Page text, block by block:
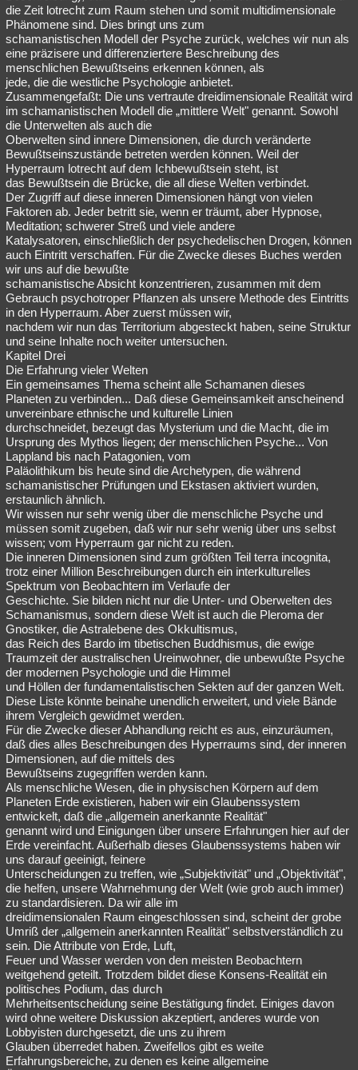
die Zeit lotrecht zum Raum stehen und somit multidimensionale
Phänomene sind. Dies bringt uns zum
schamanistischen Modell der Psyche zurück, welches wir nun als
eine präzisere und differenziertere Beschreibung des
menschlichen Bewußtseins erkennen können, als
jede, die die westliche Psychologie anbietet.
Zusammengefaßt: Die uns vertraute dreidimensionale Realität wird
im schamanistischen Modell die „mittlere Welt" genannt. Sowohl
die Unterwelten als auch die
Oberwelten sind innere Dimensionen, die durch veränderte
Bewußtseinszustände betreten werden können. Weil der
Hyperraum lotrecht auf dem Ichbewußtsein steht, ist
das Bewußtsein die Brücke, die all diese Welten verbindet.
Der Zugriff auf diese inneren Dimensionen hängt von vielen
Faktoren ab. Jeder betritt sie, wenn er träumt, aber Hypnose,
Meditation; schwerer Streß und viele andere
Katalysatoren, einschließlich der psychedelischen Drogen, können
auch Eintritt verschaffen. Für die Zwecke dieses Buches werden
wir uns auf die bewußte
schamanistische Absicht konzentrieren, zusammen mit dem
Gebrauch psychotroper Pflanzen als unsere Methode des Eintritts
in den Hyperraum. Aber zuerst müssen wir,
nachdem wir nun das Territorium abgesteckt haben, seine Struktur
und seine Inhalte noch weiter untersuchen.
Kapitel Drei
Die Erfahrung vieler Welten
Ein gemeinsames Thema scheint alle Schamanen dieses
Planeten zu verbinden... Daß diese Gemeinsamkeit anscheinend
unvereinbare ethnische und kulturelle Linien
durchschneidet, bezeugt das Mysterium und die Macht, die im
Ursprung des Mythos liegen; der menschlichen Psyche... Von
Lappland bis nach Patagonien, vom
Paläolithikum bis heute sind die Archetypen, die während
schamanistischer Prüfungen und Ekstasen aktiviert wurden,
erstaunlich ähnlich.
Wir wissen nur sehr wenig über die menschliche Psyche und
müssen somit zugeben, daß wir nur sehr wenig über uns selbst
wissen; vom Hyperraum gar nicht zu reden.
Die inneren Dimensionen sind zum größten Teil terra incognita,
trotz einer Million Beschreibungen durch ein interkulturelles
Spektrum von Beobachtern im Verlaufe der
Geschichte. Sie bilden nicht nur die Unter- und Oberwelten des
Schamanismus, sondern diese Welt ist auch die Pleroma der
Gnostiker, die Astralebene des Okkultismus,
das Reich des Bardo im tibetischen Buddhismus, die ewige
Traumzeit der australischen Ureinwohner, die unbewußte Psyche
der modernen Psychologie und die Himmel
und Höllen der fundamentalistischen Sekten auf der ganzen Welt.
Diese Liste könnte beinahe unendlich erweitert, und viele Bände
ihrem Vergleich gewidmet werden.
Für die Zwecke dieser Abhandlung reicht es aus, einzuräumen,
daß dies alles Beschreibungen des Hyperraums sind, der inneren
Dimensionen, auf die mittels des
Bewußtseins zugegriffen werden kann.
Als menschliche Wesen, die in physischen Körpern auf dem
Planeten Erde existieren, haben wir ein Glaubenssystem
entwickelt, daß die „allgemein anerkannte Realität"
genannt wird und Einigungen über unsere Erfahrungen hier auf der
Erde vereinfacht. Außerhalb dieses Glaubenssystems haben wir
uns darauf geeinigt, feinere
Unterscheidungen zu treffen, wie „Subjektivität" und „Objektivität",
die helfen, unsere Wahrnehmung der Welt (wie grob auch immer)
zu standardisieren. Da wir alle im
dreidimensionalen Raum eingeschlossen sind, scheint der grobe
Umriß der „allgemein anerkannten Realität" selbstverständlich zu
sein. Die Attribute von Erde, Luft,
Feuer und Wasser werden von den meisten Beobachtern
weitgehend geteilt. Trotzdem bildet diese Konsens-Realität ein
politisches Podium, das durch
Mehrheitsentscheidung seine Bestätigung findet. Einiges davon
wird ohne weitere Diskussion akzeptiert, anderes wurde von
Lobbyisten durchgesetzt, die uns zu ihrem
Glauben überredet haben. Zweifellos gibt es weite
Erfahrungsbereiche, zu denen es keine allgemeine